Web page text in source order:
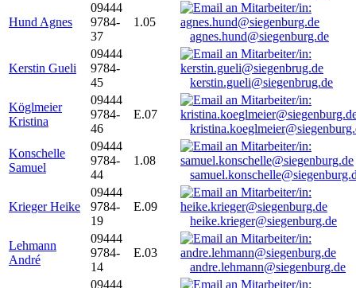
Hund Agnes
09444
9784-
37
1.05
agnes.hund@siegenburg.de
Kerstin Gueli
09444
9784-
45
kerstin.gueli@siegenbrug.de
Köglmeier
Kristina
09444
9784-
46
E.07
Konschelle
Samuel
09444
9784-
44
1.08
Krieger Heike
09444
9784-
19
E.09
heike.krieger@siegenburg.de
Lehmann
André
09444
9784-
14
E.03
andre.lehmann@siegenburg.de
09444